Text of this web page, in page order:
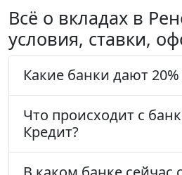
Всё о вкладах в
условия, ставки,
Какие банки дают
Что происходит с
Кредит?